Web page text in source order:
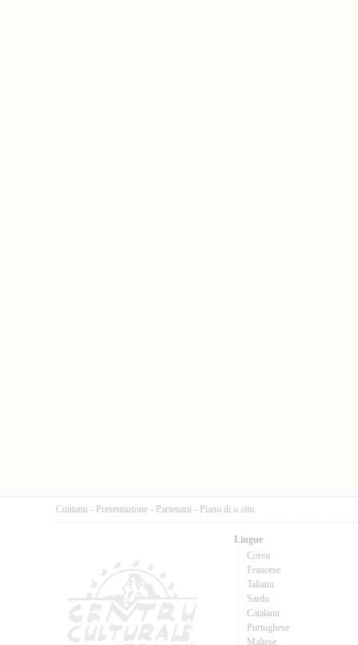
Cuntattu - Presentazione - Partenarii - Pianu di u situ
Lingue
Corsu
Francese
Talianu
Sardu
Catalanu
Purtughese
Maltese